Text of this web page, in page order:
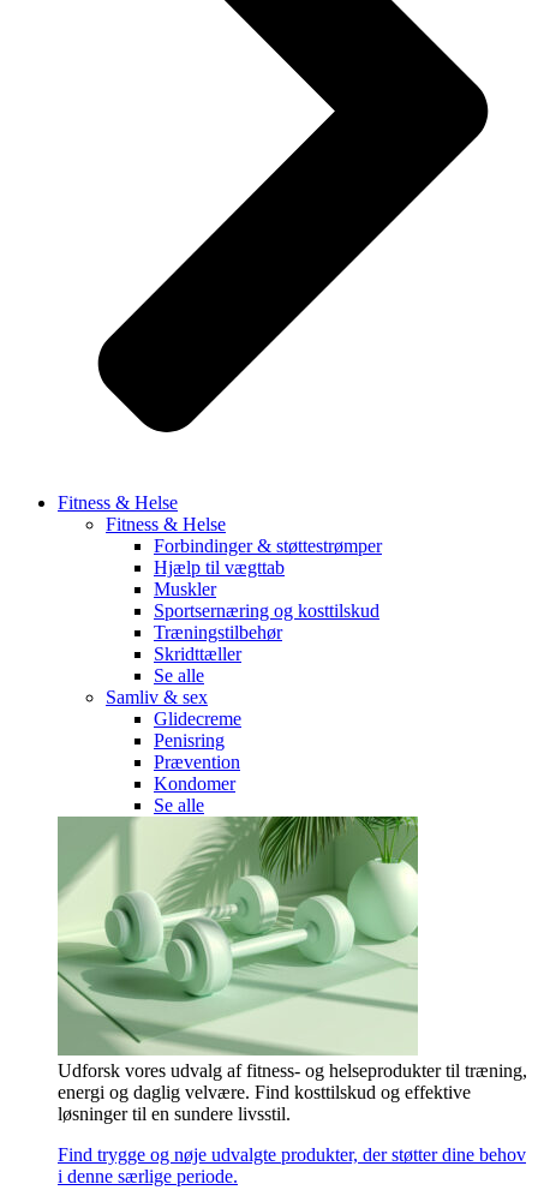
Fitness & Helse
Fitness & Helse
Forbindinger & støttestrømper
Hjælp til vægttab
Muskler
Sportsernæring og kosttilskud
Træningstilbehør
Skridttæller
Se alle
Samliv & sex
Glidecreme
Penisring
Prævention
Kondomer
Se alle
Udforsk vores udvalg af fitness- og helseprodukter til træning,
energi og daglig velvære. Find kosttilskud og effektive
løsninger til en sundere livsstil.
Find trygge og nøje udvalgte produkter, der støtter dine behov
i denne særlige periode.